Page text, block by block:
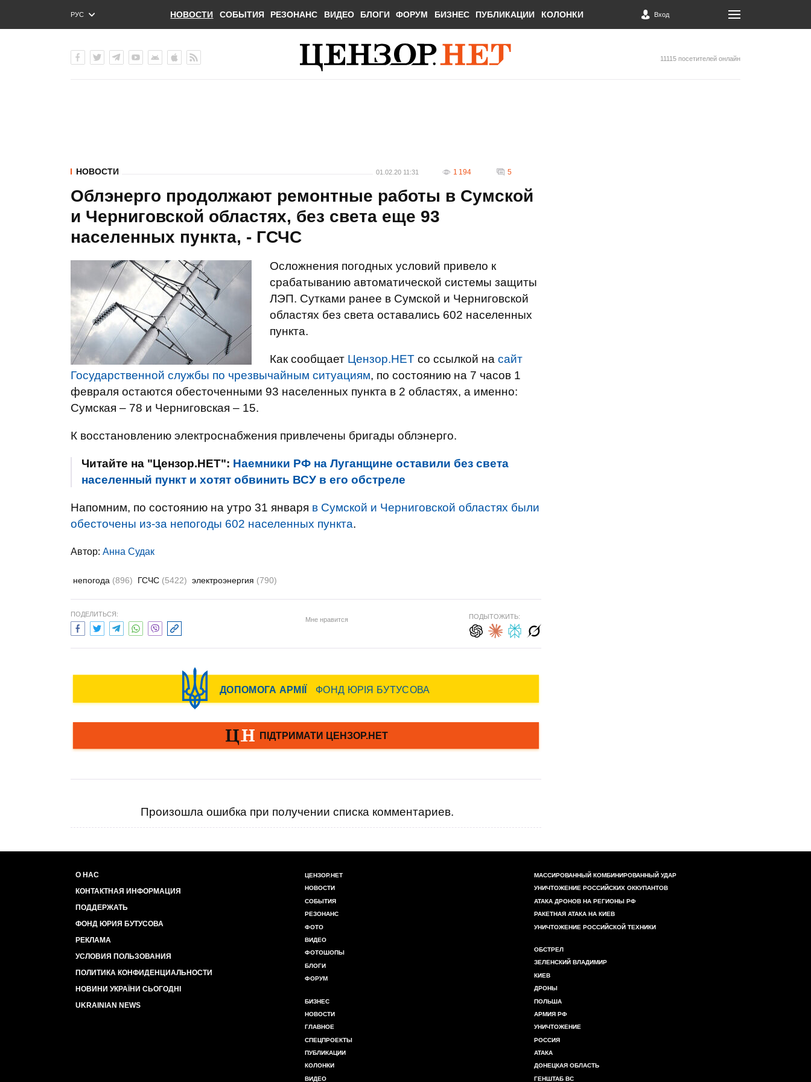
РУС
ENG
НОВОСТИ СОБЫТИЯ РЕЗОНАНС ВИДЕО БЛОГИ ФОРУМ БИЗНЕС ПУБЛИКАЦИИ КОЛОНКИ Вход
11115 посетителей онлайн
НОВОСТИ 01.02.20 11:31 1 194 5
Облэнерго продолжают ремонтные работы в Сумской
и Черниговской областях, без света еще 93
населенных пункта, - ГСЧС
Осложнения погодных условий привело к
срабатыванию автоматической системы защиты
ЛЭП. Сутками ранее в Сумской и Черниговской
областях без света оставались 602 населенных
пункта.
Как сообщает Цензор.НЕТ со ссылкой на сайт
Государственной службы по чрезвычайным ситуациям, по состоянию на 7 часов 1
февраля остаются обесточенными 93 населенных пункта в 2 областях, а именно:
Сумская – 78 и Черниговская – 15.
К восстановлению электроснабжения привлечены бригады облэнерго.
Читайте на "Цензор.НЕТ": Наемники РФ на Луганщине оставили без света
населенный пункт и хотят обвинить ВСУ в его обстреле
Напомним, по состоянию на утро 31 января в Сумской и Черниговской областях были
обесточены из-за непогоды 602 населенных пункта.
Автор: Анна Судак
непогода (896) ГСЧС (5422) электроэнергия (790)
ПОДЕЛИТЬСЯ:
Мне нравится ПОДЫТОЖИТЬ:
Произошла ошибка при получении списка комментариев.
О НАС
КОНТАКТНАЯ ИНФОРМАЦИЯ
ПОДДЕРЖАТЬ
ФОНД ЮРИЯ БУТУСОВА
РЕКЛАМА
УСЛОВИЯ ПОЛЬЗОВАНИЯ
ПОЛИТИКА КОНФИДЕНЦИАЛЬНОСТИ
НОВИНИ УКРАЇНИ СЬОГОДНІ
UKRAINIAN NEWS
ЦЕНЗОР.НЕТ
НОВОСТИ
СОБЫТИЯ
РЕЗОНАНС
ФОТО
ВИДЕО
ФОТОШОПЫ
БЛОГИ
ФОРУМ
БИЗНЕС
НОВОСТИ
ГЛАВНОЕ
СПЕЦПРОЕКТЫ
ПУБЛИКАЦИИ
КОЛОНКИ
ВИДЕО
МАССИРОВАННЫЙ КОМБИНИРОВАННЫЙ УДАР
УНИЧТОЖЕНИЕ РОССИЙСКИХ ОККУПАНТОВ
АТАКА ДРОНОВ НА РЕГИОНЫ РФ
РАКЕТНАЯ АТАКА НА КИЕВ
УНИЧТОЖЕНИЕ РОССИЙСКОЙ ТЕХНИКИ
ОБСТРЕЛ
ЗЕЛЕНСКИЙ ВЛАДИМИР
КИЕВ
ДРОНЫ
ПОЛЬША
АРМИЯ РФ
УНИЧТОЖЕНИЕ
РОССИЯ
АТАКА
ДОНЕЦКАЯ ОБЛАСТЬ
ГЕНШТАБ ВС